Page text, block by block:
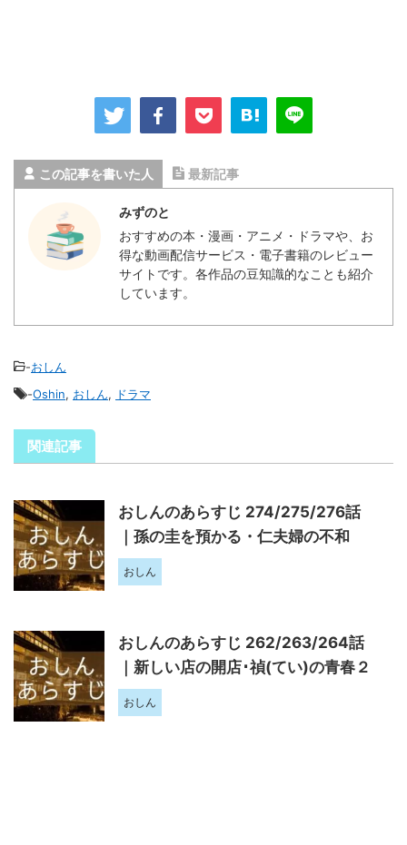
この記事を書いた人 最新記事
みずのと
おすすめの本・漫画・アニメ・ドラマや、お
得な動画配信サービス・電子書籍のレビュー
サイトです。各作品の豆知識的なことも紹介
しています。
-おしん
-Oshin, おしん, ドラマ
関連記事
おしんのあらすじ 274/275/276話
｜孫の圭を預かる・仁夫婦の不和
おしん
おしんのあらすじ 262/263/264話
｜新しい店の開店･禎(てい)の青春２
おしん